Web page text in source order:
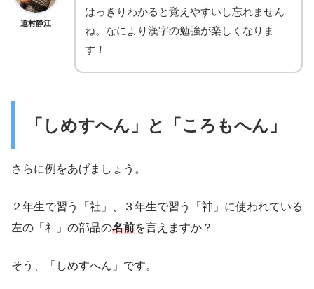
道村静江
はっきりわかると覚えやすいし忘れません
ね。なにより漢字の勉強が楽しくなりま
す！
「しめすへん」と「ころもへん」
さらに例をあげましょう。
２年生で習う「社」、３年生で習う「神」に使われている
左の「礻」の部品の名前を言えますか？
そう、「しめすへん」です。